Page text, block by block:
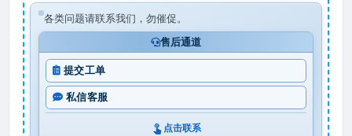
各类问题请联系我们，勿催促。
售后通道
提交工单
私信客服
点击联系